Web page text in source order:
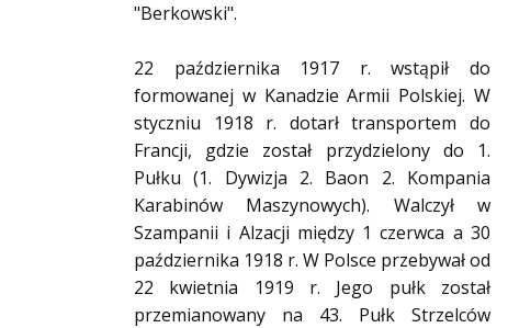
"Berkowski".
22 października 1917 r. wstąpił do
formowanej w Kanadzie Armii Polskiej. W
styczniu 1918 r. dotarł transportem do
Francji, gdzie został przydzielony do 1.
Pułku (1. Dywizja 2. Baon 2. Kompania
Karabinów Maszynowych). Walczył w
Szampanii i Alzacji między 1 czerwca a 30
października 1918 r. W Polsce przebywał od
22 kwietnia 1919 r. Jego pułk został
przemianowany na 43. Pułk Strzelców